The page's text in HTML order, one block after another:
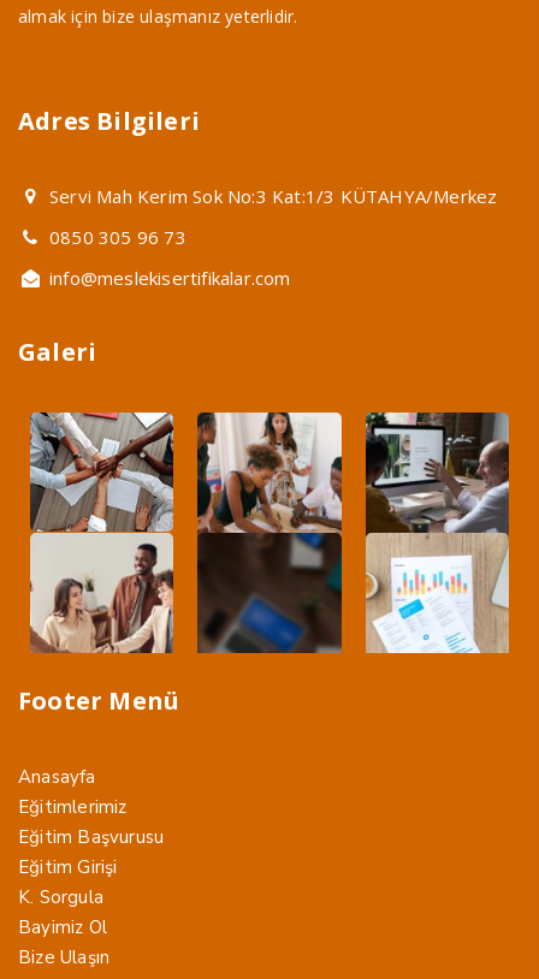
almak için bize ulaşmanız yeterlidir.
Adres Bilgileri
Servi Mah Kerim Sok No:3 Kat:1/3 KÜTAHYA/Merkez
0850 305 96 73
info@meslekisertifikalar.com
Galeri
Footer Menü
Anasayfa
Eğitimlerimiz
Eğitim Başvurusu
Eğitim Girişi
K. Sorgula
Bayimiz Ol
Bize Ulaşın